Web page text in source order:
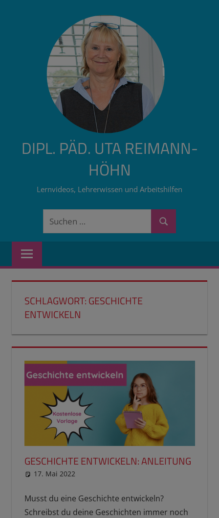
DIPL. PÄD. UTA REIMANN-
HÖHN
Lernvideos, Lehrerwissen und Arbeitshilfen
Suchen
Suchen
SCHLAGWORT:GESCHICHTE
ENTWICKELN
GESCHICHTE ENTWICKELN: ANLEITUNG
17. Mai 2022
Musst du eine Geschichte entwickeln?
Schreibst du deine Geschichten immer noch